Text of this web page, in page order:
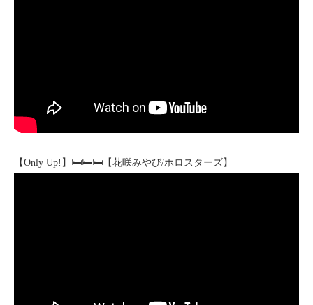
【Only Up!】🛏🛏🛏【花咲みやび/ホロスターズ】